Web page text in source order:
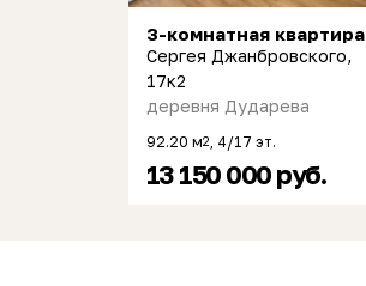
3-комнатная квартира
Сергея Джанбровского,
17к2
деревня Дударева
92.20 м2 , 4/17 эт.
13 150 000 руб.